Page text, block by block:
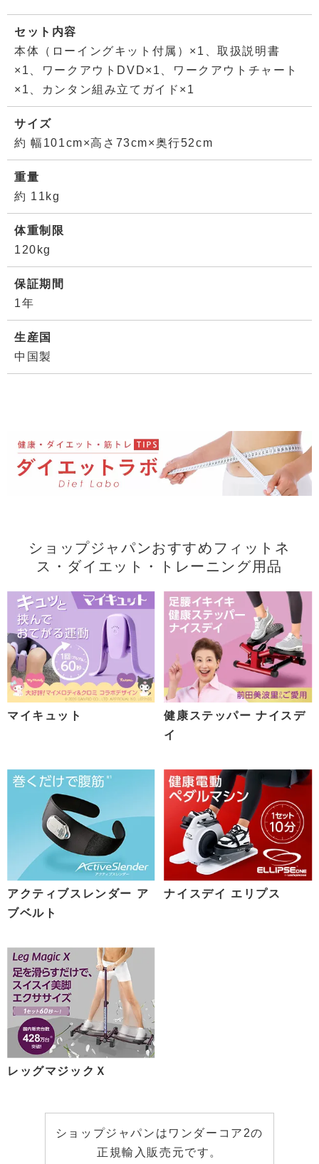
セット内容
本体（ローイングキット付属）×1、取扱説明書
×1、ワークアウトDVD×1、ワークアウトチャート
×1、カンタン組み立てガイド×1
サイズ
約 幅101cm×高さ73cm×奥行52cm
重量
約 11kg
体重制限
120kg
保証期間
1年
生産国
中国製
ショップジャパンおすすめフィットネ
ス・ダイエット・トレーニング用品
マイキュット
健康ステッパー ナイスデ
イ
アクティブスレンダー ア
ブベルト
ナイスデイ エリプス
レッグマジックＸ
ショップジャパンはワンダーコア2の
正規輸入販売元です。